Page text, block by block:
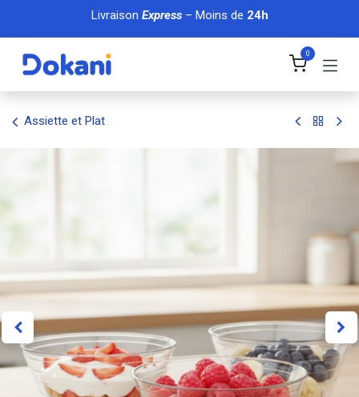
Se rendre au contenu
Livraison Express– Moins de 24h
0
Assiette et Plat